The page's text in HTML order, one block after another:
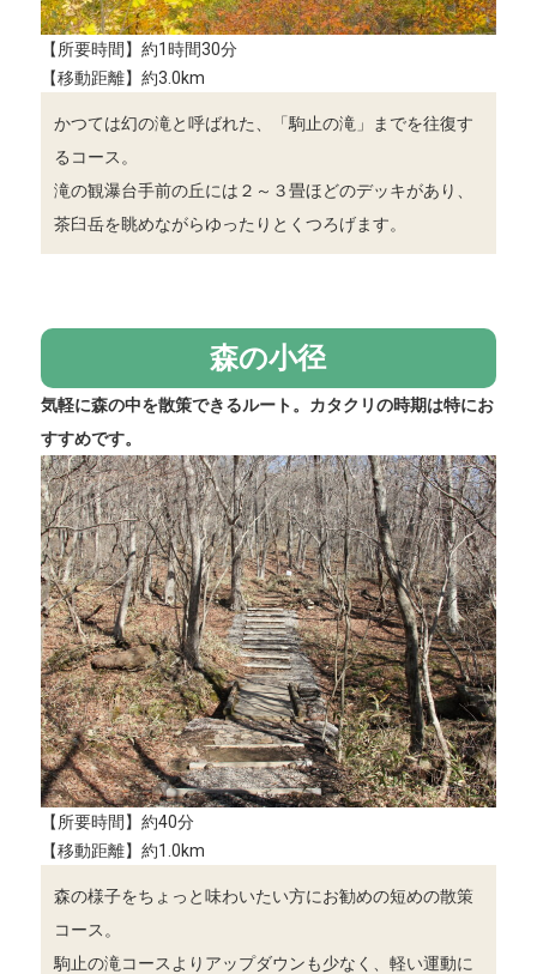
【所要時間】約1時間30分
【移動距離】約3.0km
かつては幻の滝と呼ばれた、「駒止の滝」までを往復す
るコース。
滝の観瀑台手前の丘には２～３畳ほどのデッキがあり、
茶臼岳を眺めながらゆったりとくつろげます。
森の小径
気軽に森の中を散策できるルート。カタクリの時期は特にお
すすめです。
【所要時間】約40分
【移動距離】約1.0km
森の様子をちょっと味わいたい方にお勧めの短めの散策
コース。
駒止の滝コースよりアップダウンも少なく、軽い運動に